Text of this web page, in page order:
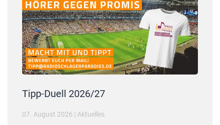
Tipp-Duell 2026/27
07. August 2026 | Aktuelles